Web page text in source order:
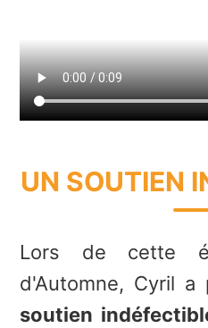
UN SOUTIEN
Lors de cette
d'Automne, Cyril a
soutien